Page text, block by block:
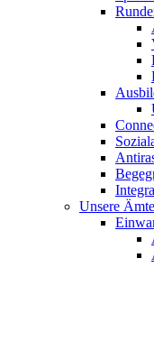
Unsere